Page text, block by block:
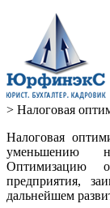
> Налоговая
Налоговая
уменьшению
Оптимизацию
предприятия,
дальнейшем